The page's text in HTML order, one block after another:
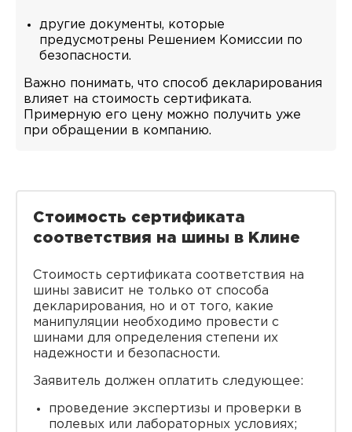
другие документы, которые
предусмотрены Решением Комиссии по
безопасности.
Важно понимать, что способ декларирования
влияет на стоимость сертификата.
Примерную его цену можно получить уже
при обращении в компанию.
Стоимость сертификата
соответствия на шины в Клине
Стоимость сертификата соответствия на
шины зависит не только от способа
декларирования, но и от того, какие
манипуляции необходимо провести с
шинами для определения степени их
надежности и безопасности.
Заявитель должен оплатить следующее:
проведение экспертизы и проверки в
полевых или лабораторных условиях;